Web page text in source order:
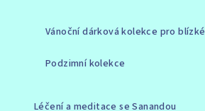
Vánoční dárková kolekce pro blízké
Podzimní kolekce
Léčení a meditace se Sanandou